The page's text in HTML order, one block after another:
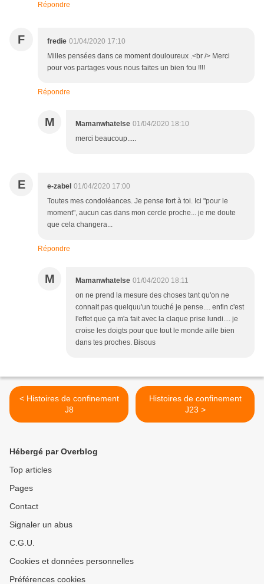
Répondre
F fredie 01/04/2020 17:10
Milles pensées dans ce moment douloureux .<br /> Merci
pour vos partages vous nous faites un bien fou !!!!
Répondre
M Mamanwhatelse 01/04/2020 18:10
merci beaucoup.....
E e-zabel 01/04/2020 17:00
Toutes mes condoléances. Je pense fort à toi. Ici "pour le
moment", aucun cas dans mon cercle proche... je me doute
que cela changera...
Répondre
M Mamanwhatelse 01/04/2020 18:11
on ne prend la mesure des choses tant qu'on ne
connait pas quelquu'un touché je pense.... enfin c'est
l'effet que ça m'a fait avec la claque prise lundi.... je
croise les doigts pour que tout le monde aille bien
dans tes proches. Bisous
< Histoires de confinement
J8
Histoires de confinement
J23 >
Hébergé par Overblog
Top articles
Pages
Contact
Signaler un abus
C.G.U.
Cookies et données personnelles
Préférences cookies